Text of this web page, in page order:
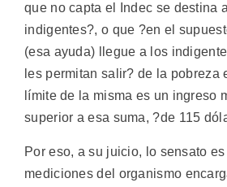
que no capta el Indec se destina
indigentes?, o que ?en el
(esa ayuda) llegue a los
les permitan salir? de la pobreza
límite de la misma es un ingreso
superior a esa suma, ?de 115
Por eso, a su juicio, lo sensato
mediciones del organismo